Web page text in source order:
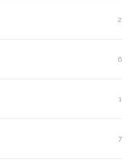
2
6
1
7